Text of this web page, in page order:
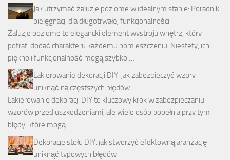
Jak utrzymać żaluzje poziome w idealnym stanie: Poradnik
pielęgnacji dla długotrwałej funkcjonalności
Żaluzje poziome to elegancki element wystroju wnętrz, który
potrafi dodać charakteru każdemu pomieszczeniu. Niestety, ich
piękno i funkcjonalność mogą szybko …
Lakierowanie dekoracji DIY: jak zabezpieczyć wzory i
uniknąć najczęstszych błędów
Lakierowanie dekoracji DIY to kluczowy krok w zabezpieczaniu
wzorów przed uszkodzeniami, ale wiele osób popełnia przy tym
błędy, które mogą …
Dekoracje stołu DIY: jak stworzyć efektowną aranżację i
uniknąć typowych błędów